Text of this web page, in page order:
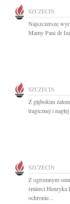
SZCZECIN
Najszczersze
Mamy Pani dr
SZCZECIN
Z głębokim
tragicznej i
SZCZECIN
Z ogromnym
śmierci Henryka
ochronie...